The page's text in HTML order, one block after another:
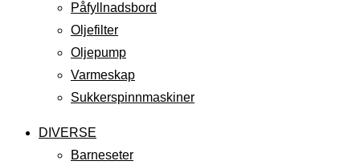
Påfyllnadsbord
Oljefilter
Oljepump
Varmeskap
Sukkerspinnmaskiner
DIVERSE
Barneseter